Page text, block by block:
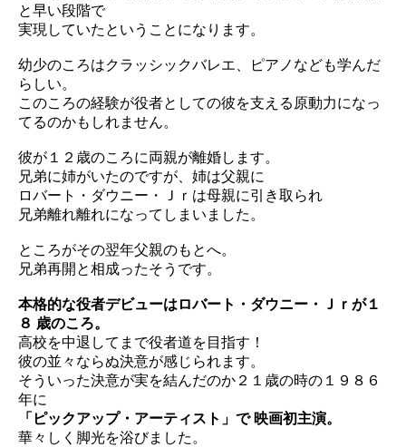
と早い段階で
実現していたということになります。
幼少のころはクラッシックバレエ、ピアノなども学んだ
らしい。
このころの経験が役者としての彼を支える原動力になっ
てるのかも しれません。
彼が１２歳のころに両親が離婚します。
兄弟に姉がいたのですが、姉は父親に
ロバート・ダウニー・Ｊｒは母親に引き取られ
兄弟離れ離れになってしまいました。
ところがその翌年父親のもとへ。
兄弟再開と相成ったそうです。
本格的な役者デビューはロバート・ダウニー・Ｊｒが１
８ 歳のころ。
高校を中退してまで役者道を目指す！
彼の並々ならぬ決意が感じられます。
そういった決意が実を結んだのか２１歳の時の１９８６
年に
「 ピックアップ・アーティスト」で 映画初主演。
華々しく脚光を浴びました。